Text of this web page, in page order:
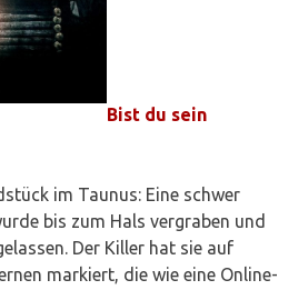
Bist du sein
im Taunus: Eine schwer
bis zum Hals vergraben und
Der Killer hat sie auf
markiert, die wie eine Online-